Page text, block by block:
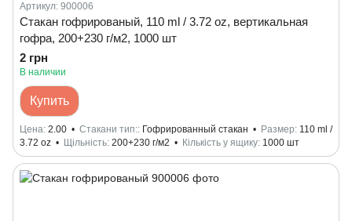
Артикул: 900006
Стакан гофрированый, 110 ml / 3.72 oz, вертикальная
гофра, 200+230 г/м2, 1000 шт
2 грн
В наличии
Купить
Цена 2.00 Стакани тип: Гофрированный стакан Размер 110 ml /
3.72 oz
Щільність 200+230 г/м2 Кількість у ящику 1000 шт